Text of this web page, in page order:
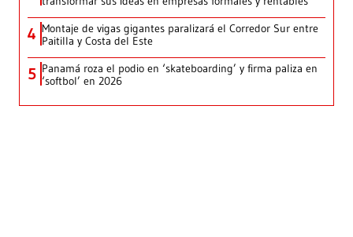
4 Montaje de vigas gigantes paralizará el Corredor Sur entre
Paitilla y Costa del Este
5 Panamá roza el podio en ‘skateboarding’ y firma paliza en
‘softbol’ en 2026